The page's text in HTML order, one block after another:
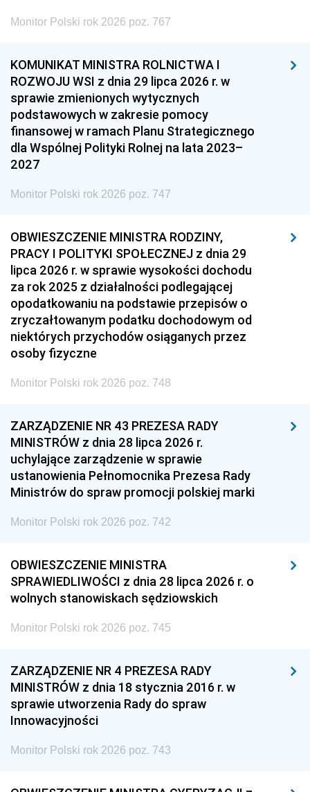
Monitor Polski rok 2026 poz. 767
KOMUNIKAT MINISTRA ROLNICTWA I
ROZWOJU WSI z dnia 29 lipca 2026 r. w
sprawie zmienionych wytycznych
podstawowych w zakresie pomocy
finansowej w ramach Planu Strategicznego
dla Wspólnej Polityki Rolnej na lata 2023–
2027
Monitor Polski rok 2026 poz. 747
OBWIESZCZENIE MINISTRA RODZINY,
PRACY I POLITYKI SPOŁECZNEJ z dnia 29
lipca 2026 r. w sprawie wysokości dochodu
za rok 2025 z działalności podlegającej
opodatkowaniu na podstawie przepisów o
zryczałtowanym podatku dochodowym od
niektórych przychodów osiąganych przez
osoby fizyczne
Monitor Polski rok 2026 poz. 748
ZARZĄDZENIE NR 43 PREZESA RADY
MINISTRÓW z dnia 28 lipca 2026 r.
uchylające zarządzenie w sprawie
ustanowienia Pełnomocnika Prezesa Rady
Ministrów do spraw promocji polskiej marki
Monitor Polski rok 2026 poz. 742
OBWIESZCZENIE MINISTRA
SPRAWIEDLIWOŚCI z dnia 28 lipca 2026 r. o
wolnych stanowiskach sędziowskich
Monitor Polski rok 2026 poz. 745
ZARZĄDZENIE NR 4 PREZESA RADY
MINISTRÓW z dnia 18 stycznia 2016 r. w
sprawie utworzenia Rady do spraw
Innowacyjności
Monitor Polski rok 2026 poz. 743